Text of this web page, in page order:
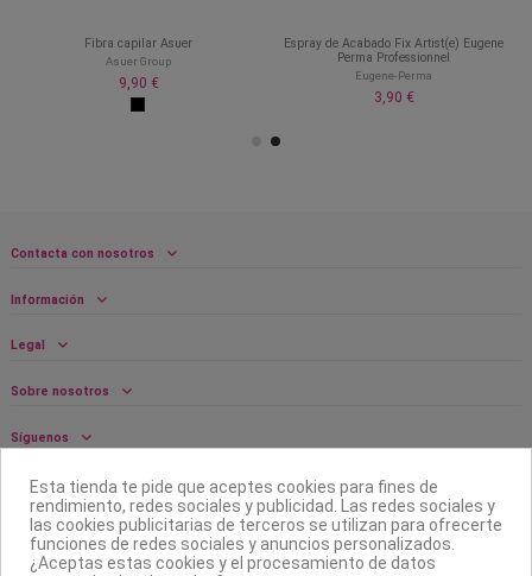
Fibra capilar Asuer
Asuer Group
9,90 €
Espray de Acabado Fix Artist(e) Eugene
Perma Professionnel
Eugene-Perma
3,90 €
Contacta con nosotros
Información
Legal
Sobre nosotros
Síguenos
Boletín
Esta tienda te pide que aceptes cookies para fines de
rendimiento, redes sociales y publicidad. Las redes sociales y
las cookies publicitarias de terceros se utilizan para ofrecerte
funciones de redes sociales y anuncios personalizados.
¿Aceptas estas cookies y el procesamiento de datos